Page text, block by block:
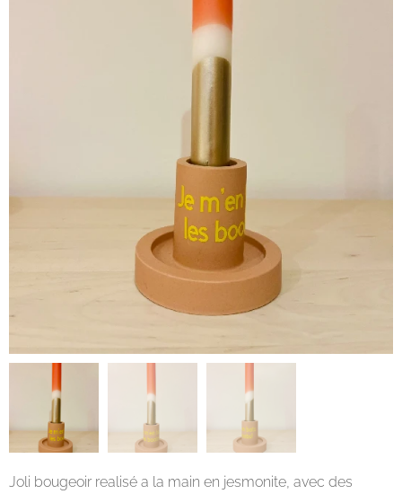
Joli bougeoir realisé a la main en jesmonite, avec des